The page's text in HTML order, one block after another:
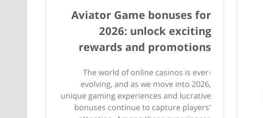
Aviator Game bonuses for
2026: unlock exciting
rewards and promotions
The world of online casinos is ever-
evolving, and as we move into 2026,
unique gaming experiences and lucrative
bonuses continue to capture players'